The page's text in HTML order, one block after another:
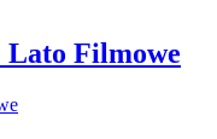
Lato Filmowe